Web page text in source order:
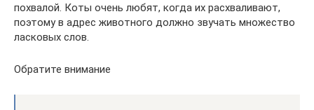
похвалой. Коты очень любят, когда их расхваливают,
поэтому в адрес животного должно звучать множество
ласковых слов.
Обратите внимание